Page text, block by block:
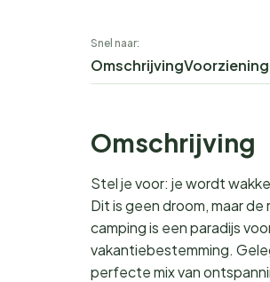
Snel naar:
Omschrijving
Omschrijving
Stel je voor: je wordt
Dit is geen droom, maar de
camping is een paradijs
vakantiebestemming.
perfecte mix van